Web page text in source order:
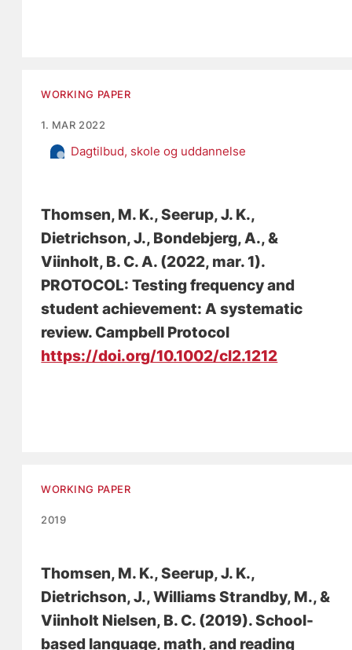
WORKING PAPER
1. MAR 2022
Dagtilbud, skole og uddannelse
Thomsen, M. K., Seerup, J. K.,
Dietrichson, J., Bondebjerg, A., &
Viinholt, B. C. A. (2022, mar. 1).
PROTOCOL: Testing frequency and
student achievement: A systematic
review. Campbell Protocol
https://doi.org/10.1002/cl2.1212
WORKING PAPER
2019
Thomsen, M. K., Seerup, J. K.,
Dietrichson, J., Williams Strandby, M., &
Viinholt Nielsen, B. C. (2019).School-
based language, math, and reading